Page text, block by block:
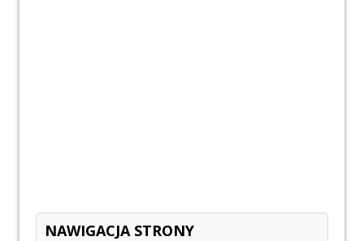
NAWIGACJA STRONY